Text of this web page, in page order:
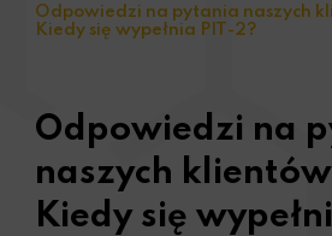
Odpowiedzi na pytania naszych
Kiedy się wypełnia PIT-2?
Odpowiedzi na
naszych
Kiedy się